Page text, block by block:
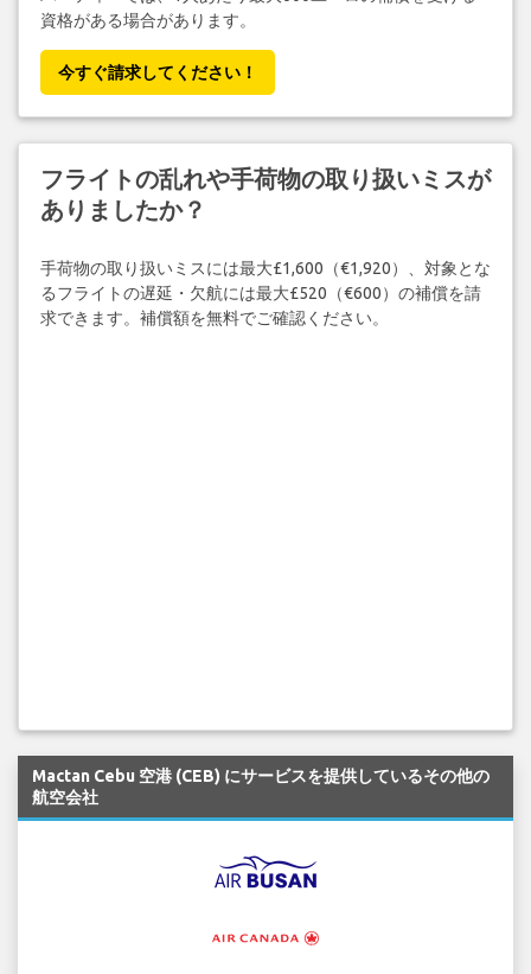
資格がある場合があります。
今すぐ請求してください！
フライトの乱れや手荷物の取り扱いミスが
ありましたか？
手荷物の取り扱いミスには最大£1,600（€1,920）、対象とな
るフライトの遅延・欠航には最大£520（€600）の補償を請
求できます。補償額を無料でご確認ください。
Mactan Cebu 空港 (CEB) にサービスを提供しているその他の
航空会社